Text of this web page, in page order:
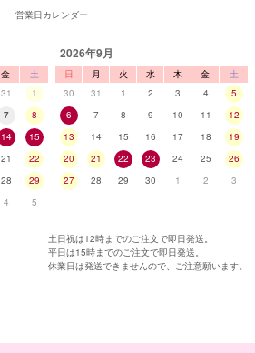
営業日カレンダー
金
土
31
1
7
8
14
15
21
22
28
29
4 5
2026年9月
日 月 火 水 木 金
土
30
31 1 2 3 4
5
6
7 8 9 10 11
12
13
14 15 16 17 18
19
20
21 22 23 24 25
26
27
28 29 30 1 2 3
土日祝は12時までのご注文で即日発送。
平日は15時までのご注文で即日発送。
休業日は発送できませんので、ご注意願います。